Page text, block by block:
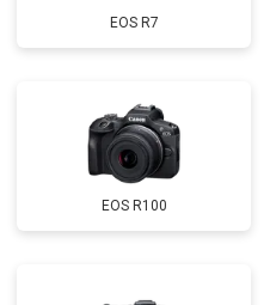
EOS R7
EOS R100